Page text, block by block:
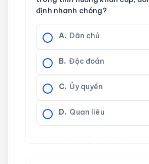
định nhanh chóng?
A. Dân chủ
B. Độc đoán
C. Ủy quyền
D. Quan liêu